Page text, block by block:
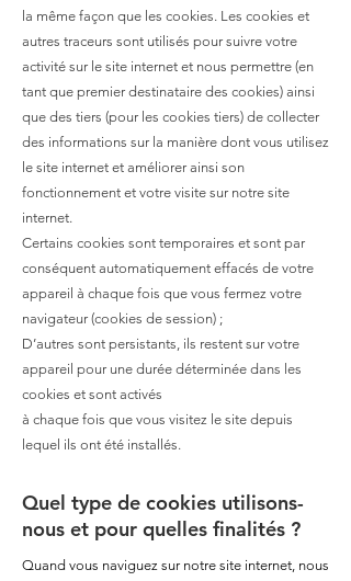
la même façon que les cookies. Les cookies et
autres traceurs sont utilisés pour suivre votre
activité sur le site internet et nous permettre (en
tant que premier destinataire des cookies) ainsi
que des tiers (pour les cookies tiers) de collecter
des informations sur la manière dont vous utilisez
le site internet et améliorer ainsi son
fonctionnement et votre visite sur notre site
internet.
Certains cookies sont temporaires et sont par
conséquent automatiquement effacés de votre
appareil à chaque fois que vous fermez votre
navigateur (cookies de session) ;
D’autres sont persistants, ils restent sur votre
appareil pour une durée déterminée dans les
cookies et sont activés
à chaque fois que vous visitez le site depuis
lequel ils ont été installés.
Quel type de cookies utilisons-
nous et pour quelles finalités ?
Quand vous naviguez sur notre site internet, nous